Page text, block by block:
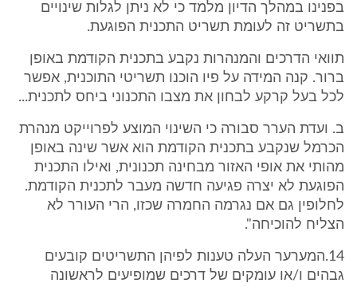
בפנינו במהלך הדיון מלמד כי לא ניתן לגלות שינויים
בתשריט זה לעומת תשריט התכנית הפוגעת.
תוואי הדרכים והמנהרות נקבע בתכנית הקודמת באופן
ברור. קנה המידה על פיו הוכנו תשריטי התוכנית, אפשר
לכל בעל קרקע לבחון את מצבו התכנוני ביחס לתכנית...
ב. ועדת הערר סבורה כי השינוי המוצע לפרוייקט מנהרת
הכרמל שנקבע בתכנית הקודמת הוא אשר שינה באופן
מהותי את אופי האזור מבחינה תכנונית, ואילו התכנית
הפוגעת לא יצרה פגיעה חדשה מעבר לתכנית הקודמת.
לחלופין גם אם נגרמה החמרה שכזו, הרי העורר לא
הצליח להוכיחה".
14.המערער העלה טענות לפיהן התשריטים קובעים
גבהים ו/או עומקים של דרכים שמופיעים לראשונה